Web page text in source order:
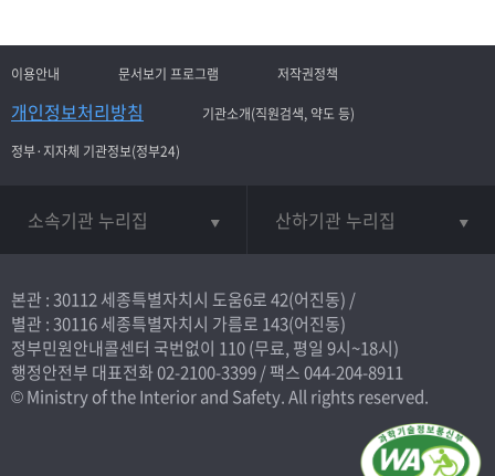
이용안내 문서보기 프로그램 저작권정책
개인정보처리방침
기관소개(직원검색, 약도 등)
정부·지자체 기관정보(정부24)
소속기관 누리집 산하기관 누리집
본관 : 30112 세종특별자치시 도움6로 42(어진동) /
별관 : 30116 세종특별자치시 가름로 143(어진동)
정부민원안내콜센터 국번없이 110(무료, 평일 9시~18시)
행정안전부 대표전화02-2100-3399/ 팩스 044-204-8911
© Ministry of the Interior and Safety. All rights reserved.